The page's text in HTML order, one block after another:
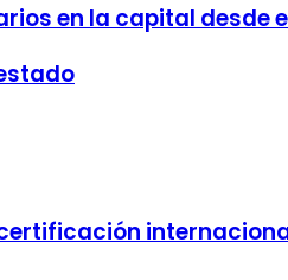
en la capital desde